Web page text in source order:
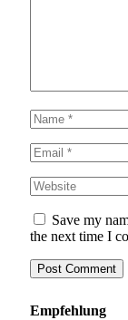
Save my
the next time I
Empfehlung